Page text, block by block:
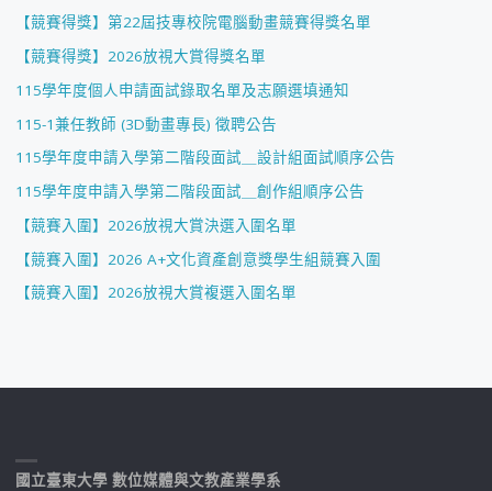
【競賽得獎】第22屆技專校院電腦動畫競賽得獎名單
【競賽得獎】2026放視大賞得獎名單
115學年度個人申請面試錄取名單及志願選填通知
115-1兼任教師 (3D動畫專長) 徵聘公告
115學年度申請入學第二階段面試＿設計組面試順序公告
115學年度申請入學第二階段面試＿創作組順序公告
【競賽入圍】2026放視大賞決選入圍名單
【競賽入圍】2026 A+文化資產創意獎學生組競賽入圍
【競賽入圍】2026放視大賞複選入圍名單
國立臺東大學 數位媒體與文教產業學系